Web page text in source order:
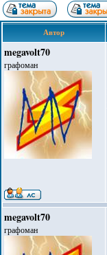
Автор
megavolt70
графоман
megavolt70
графоман